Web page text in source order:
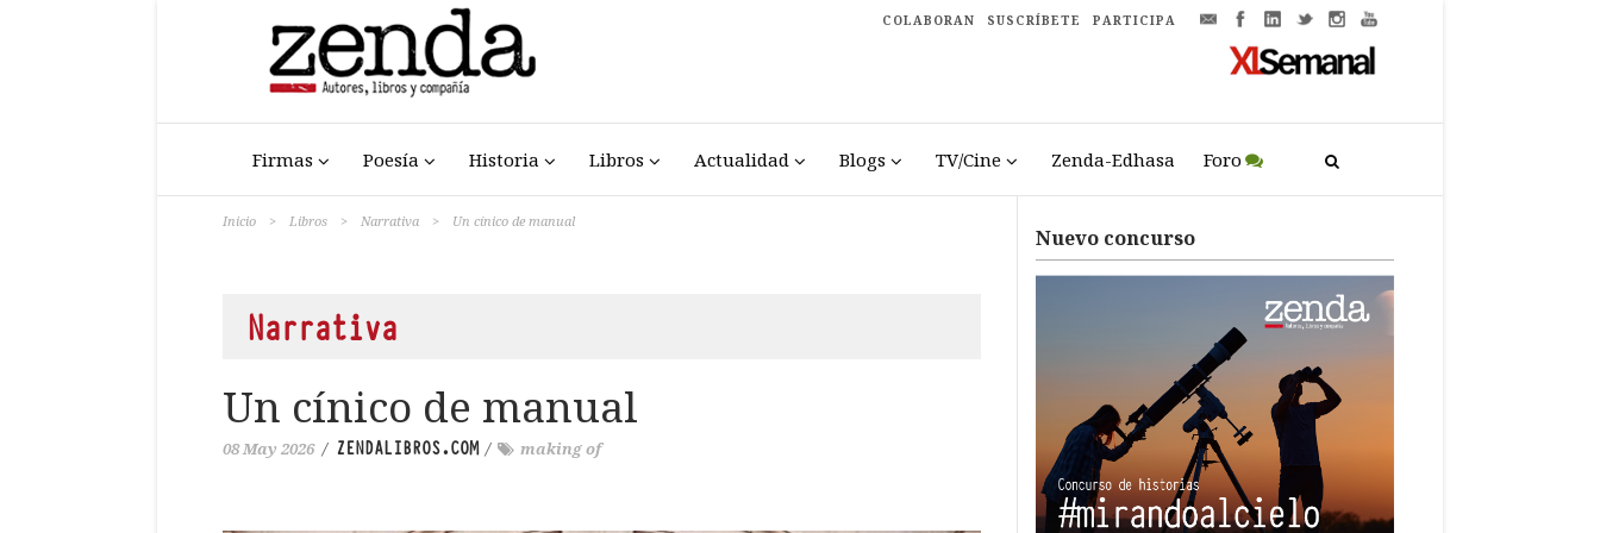
COLABORAN SUSCRÍBETE PARTICIPA
Firmas Poesía Historia Libros Actualidad Blogs TV/Cine Zenda-Edhasa Foro
Inicio > Libros > Narrativa > Un cínico de manual
Narrativa
Un cínico de manual
08 May 2026 / ZENDALIBROS.COM/ making of
Nuevo concurso